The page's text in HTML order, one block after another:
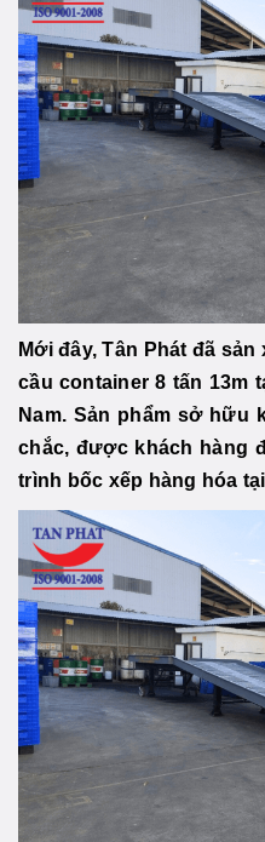
Mới đây, Tân Phát đã
cầu container 8 tấn 13m
Nam. Sản phẩm sở hữu
chắc, được khách hàng
trình bốc xếp hàng hóa